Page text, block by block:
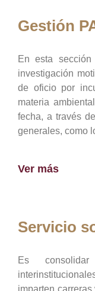
Gestión
En esta
investigación
de oficio por
materia
fecha, a través
generales, como
Ver más
Servicio
Es
imparten